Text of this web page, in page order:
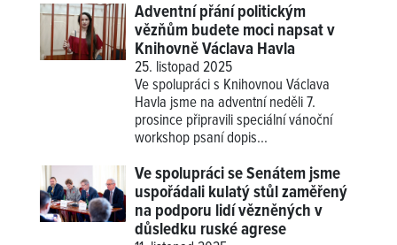
Adventní přání politickým
vězňům budete moci napsat v
Knihovně Václava Havla
25. listopad 2025
Ve spolupráci s Knihovnou Václava
Havla jsme na adventní neděli 7.
prosince připravili speciální vánoční
workshop psaní dopis...
Ve spolupráci se Senátem jsme
uspořádali kulatý stůl zaměřený
na podporu lidí vězněných v
důsledku ruské agrese